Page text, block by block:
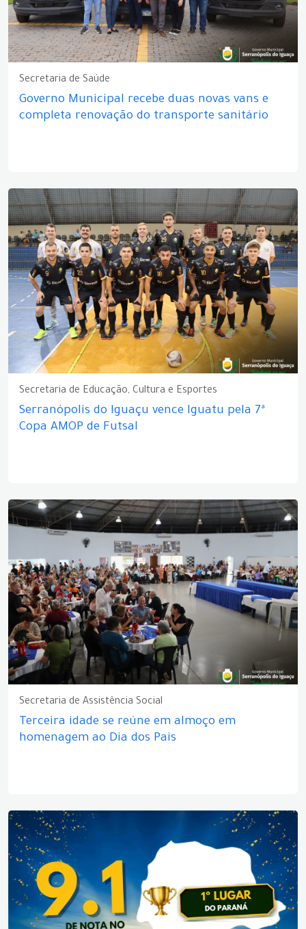
Secretaria de Saúde
Governo Municipal recebe duas novas vans e
completa renovação do transporte sanitário
Secretaria de Educação, Cultura e Esportes
Serranópolis do Iguaçu vence Iguatu pela 7ª
Copa AMOP de Futsal
Secretaria de Assistência Social
Terceira idade se reúne em almoço em
homenagem ao Dia dos Pais